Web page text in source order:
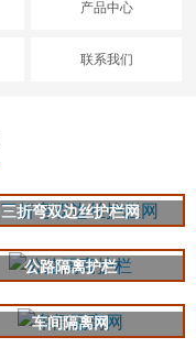
产品中心
联系我们
三折弯双边丝护栏网
公路隔离护栏
车间隔离网